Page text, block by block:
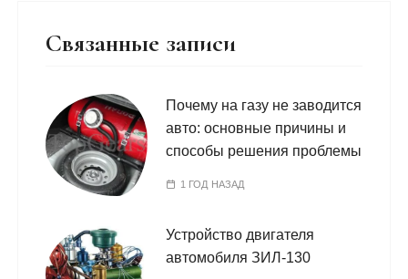
Связанные записи
Почему на газу не заводится
авто: основные причины и
способы решения проблемы
1 ГОД НАЗАД
Устройство двигателя
автомобиля ЗИЛ-130